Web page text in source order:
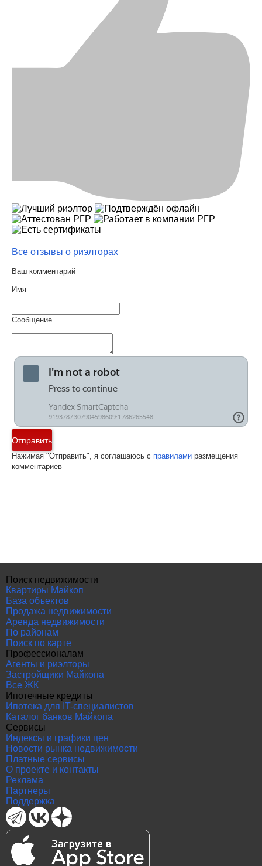
Все отзывы о риэлторах
Ваш комментарий
Имя
Сообщение
Отправить
Нажимая "Отправить", я соглашаюсь с правилами размещения
комментариев
Поиск недвижимости
Квартиры Майкоп
База объектов
Продажа недвижимости
Аренда недвижимости
По районам
Поиск по карте
Профессионалам
Агенты и риэлторы
Застройщики Майкопа
Все ЖК
Ипотечные кредиты
Ипотека для IT-специалистов
Каталог банков Майкопа
Сервисы
Индексы и графики цен
Новости рынка недвижимости
Платные сервисы
О проекте и контакты
Реклама
Партнеры
Поддержка